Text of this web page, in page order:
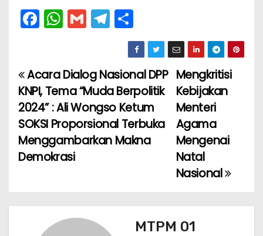
F
a
e
b
o
o
k
W
h
ts
A
p
p
G
m
l
T
el
gr
a
m
h
ar
e
N
a
v
i
a
Mengkritisi
Kebijakan
Menteri
Agama
Mengenai
Natal
Nasional
Acara Dialog Nasional DPP
KNPI, Tema “Muda Berpolitik
2024” : Ali Wongso Ketum
SOKSI Proporsional Terbuka
Menggambarkan Makna
Demokrasi
MTPM 01